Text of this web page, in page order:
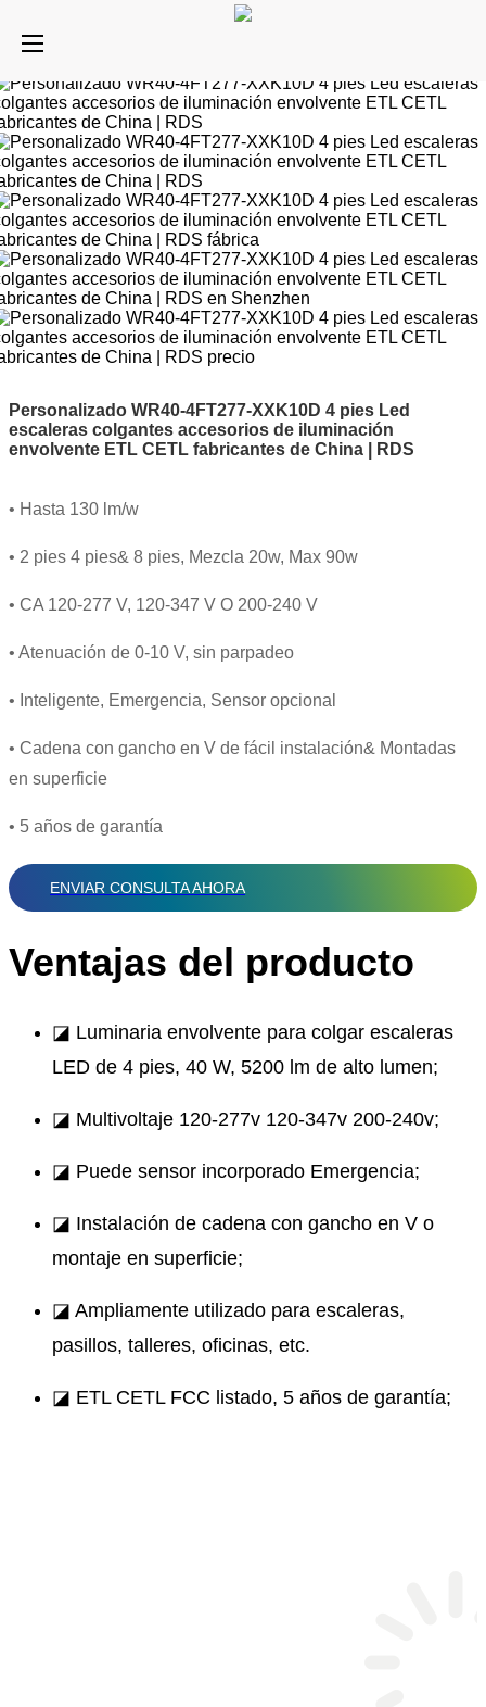
Personalizado WR40-4FT277-XXK10D 4 pies Led
escaleras colgantes accesorios de iluminación
envolvente ETL CETL fabricantes de China | RDS
• Hasta 130 lm/w
• 2 pies 4 pies& 8 pies, Mezcla 20w, Max 90w
• CA 120-277 V, 120-347 V O 200-240 V
• Atenuación de 0-10 V, sin parpadeo
• Inteligente, Emergencia, Sensor opcional
• Cadena con gancho en V de fácil instalación& Montadas
en superficie
• 5 años de garantía
ENVIAR CONSULTA AHORA
Ventajas del producto
◪ Luminaria envolvente para colgar escaleras
LED de 4 pies, 40 W, 5200 lm de alto lumen;
◪ Multivoltaje 120-277v 120-347v 200-240v;
◪ Puede sensor incorporado Emergencia;
◪ Instalación de cadena con gancho en V o
montaje en superficie;
◪ Ampliamente utilizado para escaleras,
pasillos, talleres, oficinas, etc.
◪ ETL CETL FCC listado, 5 años de garantía;